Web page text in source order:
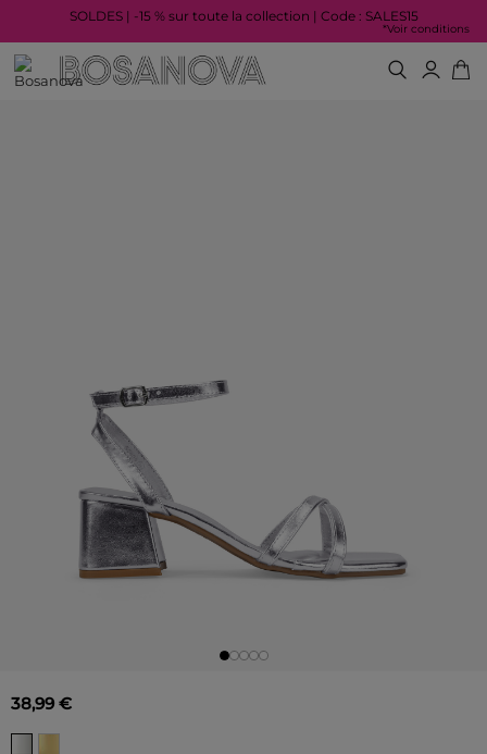
SOLDES | -15 % sur toute la collection | Code : SALES15
*Voir conditions
38,99 €